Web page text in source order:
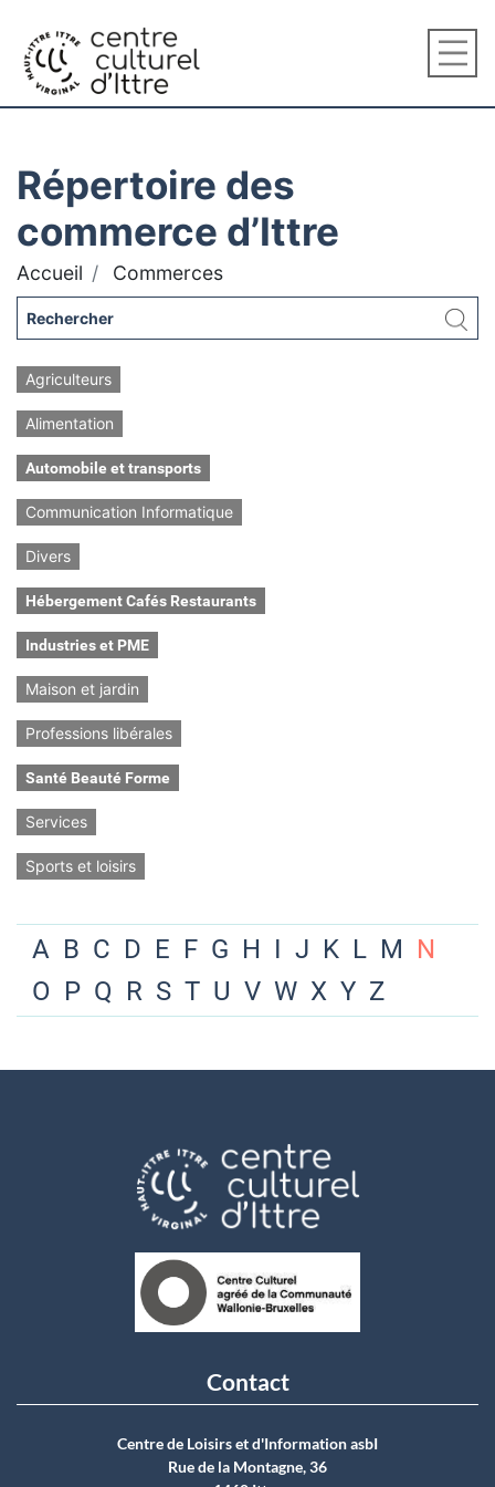
Répertoire des
commerce d’Ittre
Accueil Commerces
Agriculteurs
Alimentation
Automobile et transports
Communication Informatique
Divers
Hébergement Cafés Restaurants
Industries et PME
Maison et jardin
Professions libérales
Santé Beauté Forme
Services
Sports et loisirs
A B C D E F G H I J K L M N
O P Q R S T U V W X Y Z
Contact
Centre de Loisirs et d'Information asbI
Rue de la Montagne, 36